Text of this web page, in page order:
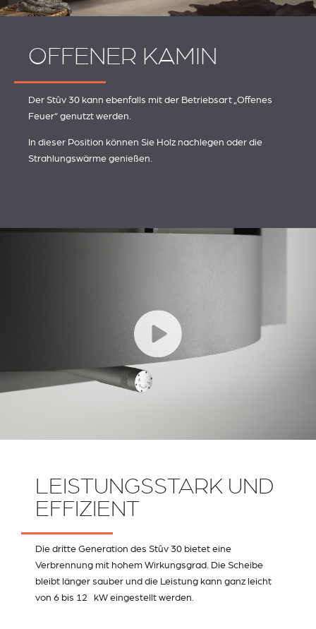
OFFENER KAMIN
Der Stûv 30 kann ebenfalls mit der Betriebsart „Offenes
Feuer“ genutzt werden.
In dieser Position können Sie Holz nachlegen oder die
Strahlungswärme genießen.
LEISTUNGSSTARK UND
EFFIZIENT
Die dritte Generation des Stûv 30 bietet eine
Verbrennung mit hohem Wirkungsgrad. Die Scheibe
bleibt länger sauber und die Leistung kann ganz leicht
von 6 bis 12 kW eingestellt werden.